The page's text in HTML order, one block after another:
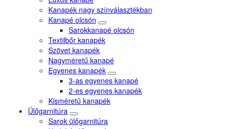
Kanapék nagy színválasztékban
Kanapé olcsón
Sarokkanapé olcsón
Textilbőr kanapék
Szövet kanapék
Nagyméretű kanapé
Egyenes kanapék
3-as egyenes kanapé
2-es egyenes kanapék
Kisméretű kanapék
Ülőgarnitúra
Sarok ülőgarnitúra